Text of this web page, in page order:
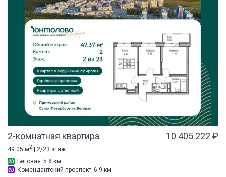
2-комнатная квартира 10 405 222 ₽
49.05 м2 | 2/23 этаж
Беговая 5.8 км
Комендантский проспект 6.9 км